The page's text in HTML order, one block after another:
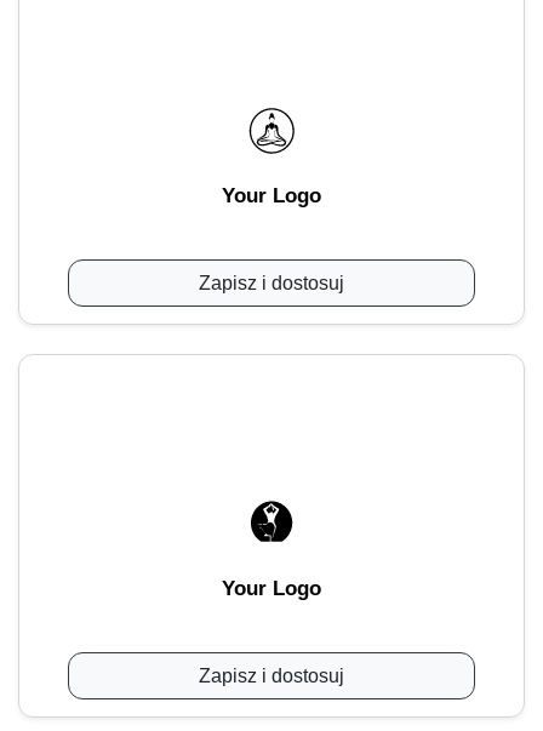
Your Logo
Zapisz i dostosuj
Your Logo
Zapisz i dostosuj